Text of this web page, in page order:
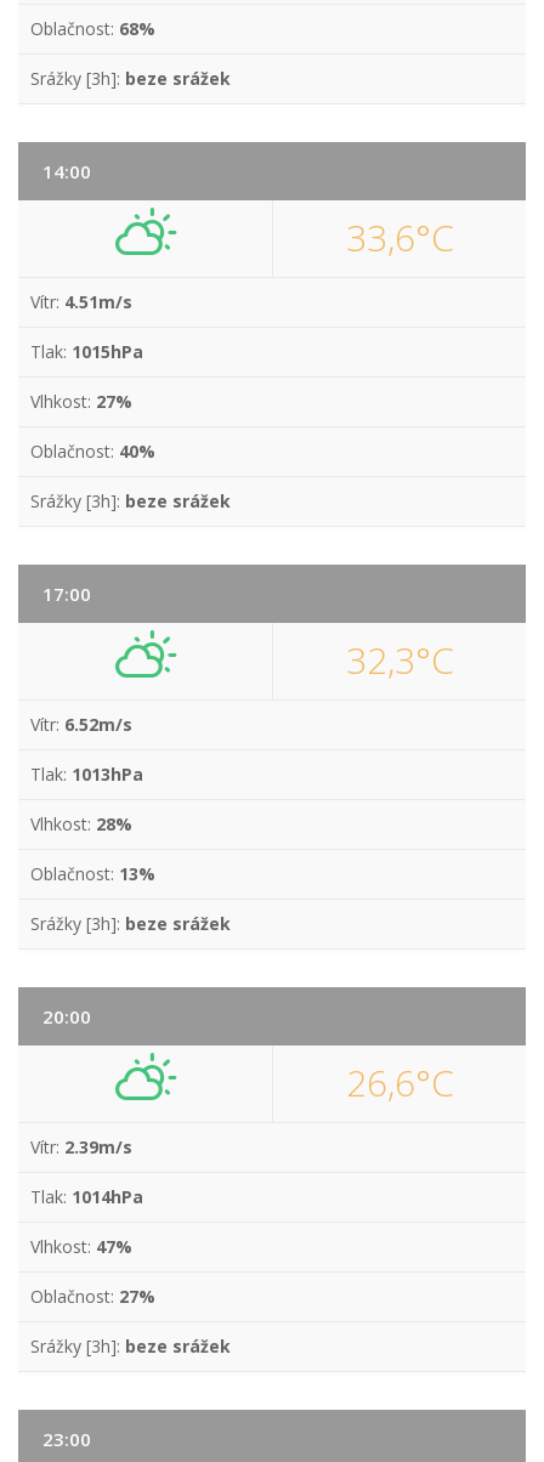
Oblačnost: 68%
Srážky [3h]: beze srážek
14:00
33,6°C
Vítr: 4.51m/s
Tlak: 1015hPa
Vlhkost: 27%
Oblačnost: 40%
Srážky [3h]: beze srážek
17:00
32,3°C
Vítr: 6.52m/s
Tlak: 1013hPa
Vlhkost: 28%
Oblačnost: 13%
Srážky [3h]: beze srážek
20:00
26,6°C
Vítr: 2.39m/s
Tlak: 1014hPa
Vlhkost: 47%
Oblačnost: 27%
Srážky [3h]: beze srážek
23:00